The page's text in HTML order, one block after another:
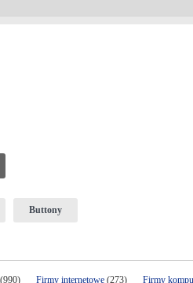
Buttony
(990) Firmy internetowe (273) Firmy